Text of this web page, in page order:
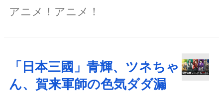
アニメ！アニメ！
「日本三國」青輝、ツネちゃ
ん、賀来軍師の色気ダダ漏